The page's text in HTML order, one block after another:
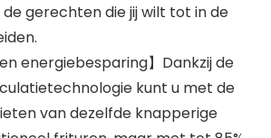
gerechten die jij wilt tot in de
en energiebesparing】Dankzij de
kunt u met de
van dezelfde knapperige